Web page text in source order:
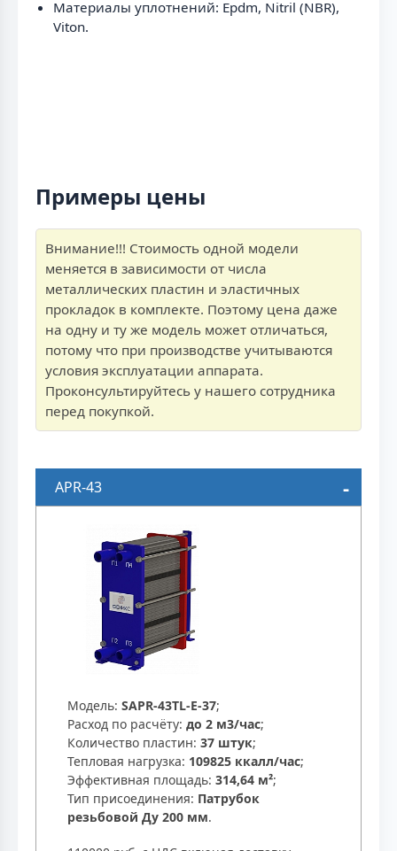
Материалы уплотнений: Epdm, Nitril (NBR),
Viton.
Примеры цены
Внимание!!! Стоимость одной модели
меняется в зависимости от числа
металлических пластин и эластичных
прокладок в комплекте. Поэтому цена даже
на одну и ту же модель может отличаться,
потому что при производстве учитываются
условия эксплуатации аппарата.
Проконсультируйтесь у нашего сотрудника
перед покупкой.
APR-43
Модель: SAPR-43TL-E-37;
Расход по расчёту: до 2 м3/час;
Количество пластин: 37 штук;
Тепловая нагрузка: 109825 ккалл/час;
Эффективная площадь: 314,64 м²;
Тип присоединения: Патрубок
резьбовой Ду 200 мм.